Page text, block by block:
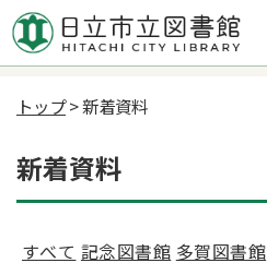
トップ> 新着資料
新着資料
すべて 記念図書館 多賀図書館